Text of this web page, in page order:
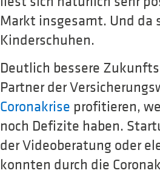
Markt insgesamt. Und da
Kinderschuhen.
Deutlich bessere
Partner der
Coronakrise profitieren,
noch Defizite haben.
der Videoberatung oder
konnten durch die